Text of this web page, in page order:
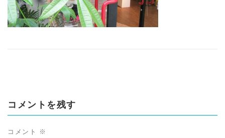
コメントを残す
コメント ※